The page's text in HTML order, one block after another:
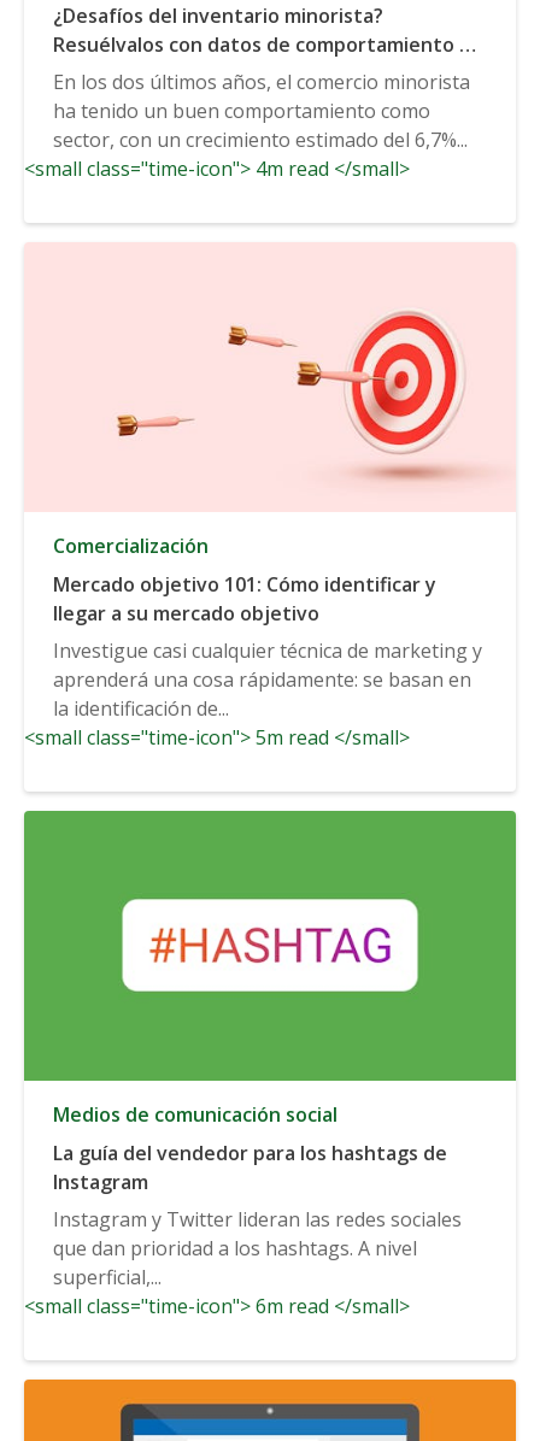
¿Desafíos del inventario minorista?
Resuélvalos con datos de comportamiento e
intereses
En los dos últimos años, el comercio minorista
ha tenido un buen comportamiento como
sector, con un crecimiento estimado del 6,7%...
<small class="time-icon"> 4m read </small>
Comercialización
Mercado objetivo 101: Cómo identificar y
llegar a su mercado objetivo
Investigue casi cualquier técnica de marketing y
aprenderá una cosa rápidamente: se basan en
la identificación de...
<small class="time-icon"> 5m read </small>
Medios de comunicación social
La guía del vendedor para los hashtags de
Instagram
Instagram y Twitter lideran las redes sociales
que dan prioridad a los hashtags. A nivel
superficial,...
<small class="time-icon"> 6m read </small>